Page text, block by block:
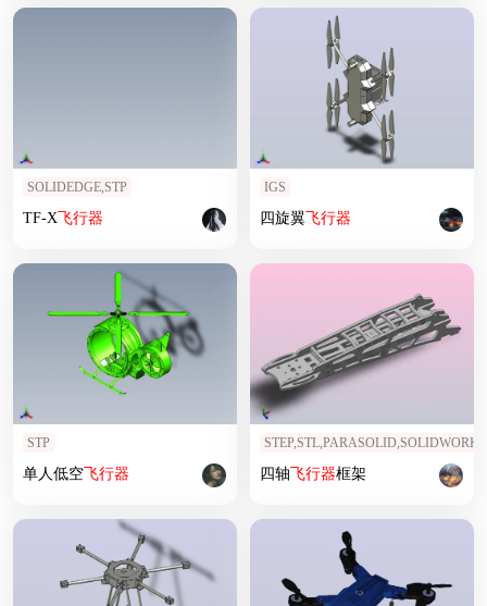
SOLIDEDGE,STP
TF-X飞行器
IGS
四旋翼飞行器
STP
单人低空飞行器
STEP,STL,PARASOLID,SOLIDWORKS
四轴飞行器框架